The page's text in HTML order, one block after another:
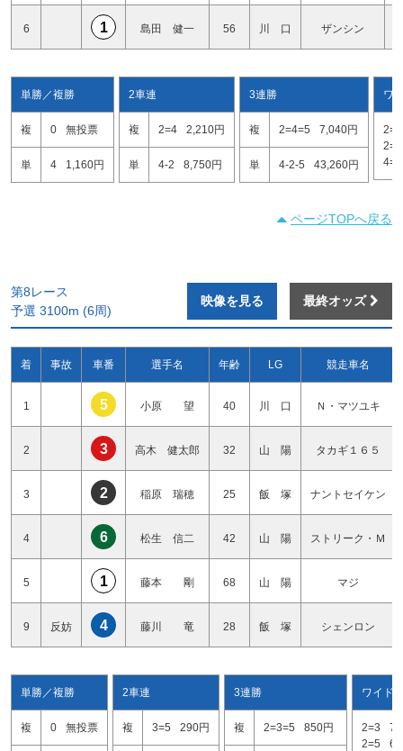
6 1 島田 健一 56 川 口 ザンシン
単勝／複勝
複 0 無投票
単 4 1,160円
2車連
複 2=4 2,210円
単 4-2 8,750円
3連勝
複 2=4=5 7,040円
単 4-2-5 43,260円
ワ
2=4
2=5
4=5
ページTOPへ戻る
第8レース
予選 3100m (6周)
映像を見る 最終オッズ
着 事故 車番 選手名 年齢 LG 競走車名
1 5 小原 望 40 川 口 Ｎ・マツユキ
2 3 高木 健太郎 32 山 陽 タカギ１６５
3 2 稲原 瑞穂 25 飯 塚 ナントセイケン
4 6 松生 信二 42 山 陽 ストリーク・Ｍ
5 1 藤本 剛 68 山 陽 マジ
9 反妨 4 藤川 竜 28 飯 塚 シェンロン
単勝／複勝
複 0 無投票
2車連
複 3=5 290円
3連勝
複 2=3=5 850円
ワイド
2=3
2=5